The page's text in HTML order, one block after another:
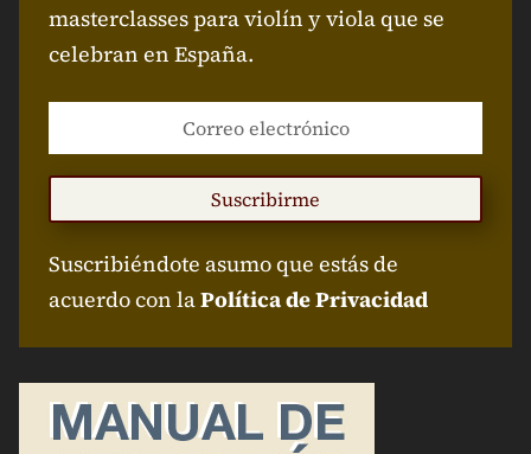
masterclasses para violín y viola que se
celebran en España.
Suscribirme
Suscribiéndote asumo que estás de
acuerdo con laPolítica de Privacidad